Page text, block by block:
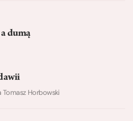
dumą
Tomasz Horbowski